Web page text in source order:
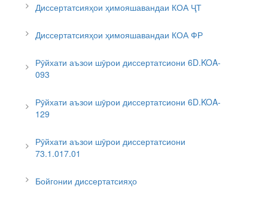
Диссертатсияҳои ҳимояшавандаи КОА ҶТ
Диссертатсияҳои ҳимояшавандаи КОА ФР
Рӯйхати аъзои шӯрои диссертатсиони 6D.KOA-
093
Рӯйхати аъзои шӯрои диссертатсиони 6D.KOA-
129
Рӯйхати аъзои шӯрои диссертатсиони
73.1.017.01
Бойгонии диссертатсияҳо